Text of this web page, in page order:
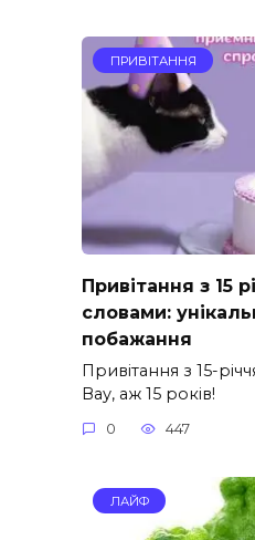
ПРИВІТАННЯ
Привітання з 15
словами:
побажання
Привітання з 15-
Вау, аж 15 років!
0 447
ЛАЙФ